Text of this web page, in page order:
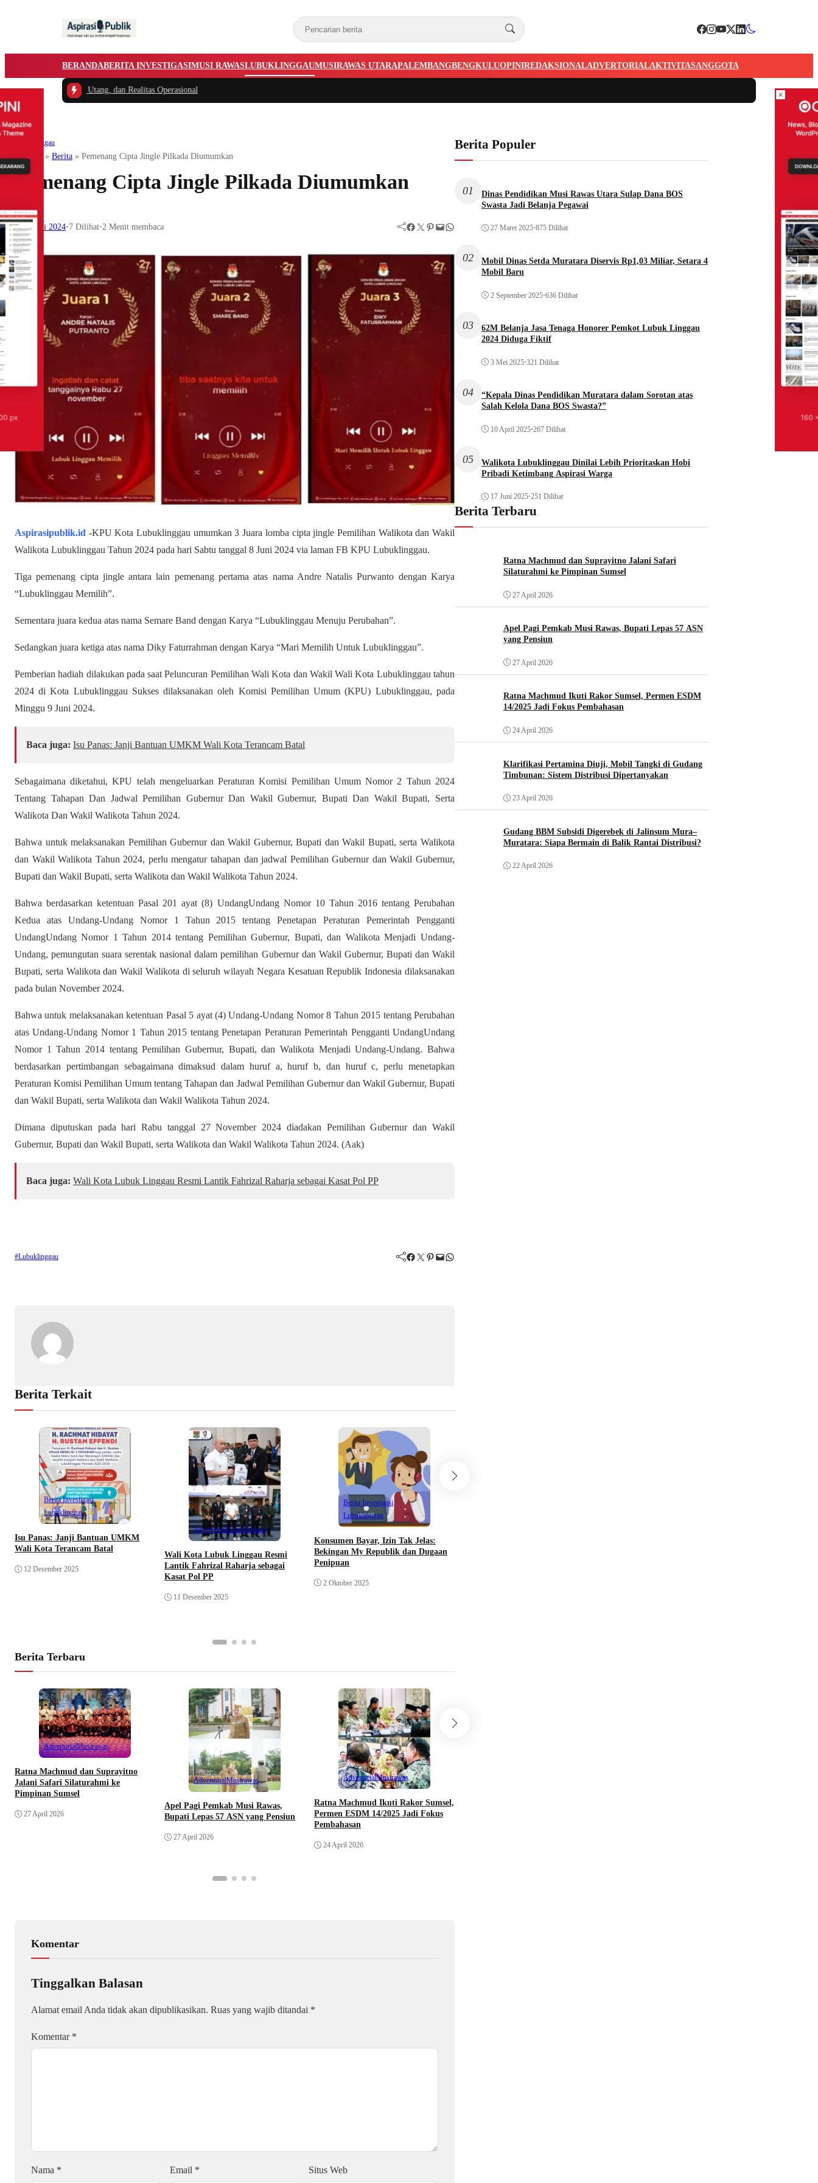
BERANDABERITA INVESTIGASIMUSI RAWASLUBUKLINGGAUMUSIRAWAS UTARAPALEMBANGBENGKULUOPINIREDAKSIONALADVERTORIALAKTIVITASANGGOTA
Utang, dan Realitas Operasional
Lubuklinggau
Beranda » Berita » Pemenang Cipta Jingle Pilkada Diumumkan
Pemenang Cipta Jingle Pilkada Diumumkan
9 Juni 2024•7 Dilihat•2 Menit membaca Facebook Twitter Pinterest Mail WhatsApp
Aspirasipublik.id -KPU Kota Lubuklinggau umumkan 3 Juara lomba cipta jingle Pemilihan Walikota dan Wakil
Walikota Lubuklinggau Tahun 2024 pada hari Sabtu tanggal 8 Juni 2024 via laman FB KPU Lubuklinggau.
Tiga pemenang cipta jingle antara lain pemenang pertama atas nama Andre Natalis Purwanto dengan Karya
“Lubuklinggau Memilih”.
Sementara juara kedua atas nama Semare Band dengan Karya “Lubuklinggau Menuju Perubahan”.
Sedangkan juara ketiga atas nama Diky Faturrahman dengan Karya “Mari Memilih Untuk Lubuklinggau”.
Pemberian hadiah dilakukan pada saat Peluncuran Pemilihan Wali Kota dan Wakil Wali Kota Lubuklinggau tahun
2024 di Kota Lubuklinggau Sukses dilaksanakan oleh Komisi Pemilihan Umum (KPU) Lubuklinggau, pada
Minggu 9 Juni 2024.
Baca juga: Isu Panas: Janji Bantuan UMKM Wali Kota Terancam Batal
Sebagaimana diketahui, KPU telah mengeluarkan Peraturan Komisi Pemilihan Umum Nomor 2 Tahun 2024
Tentang Tahapan Dan Jadwal Pemilihan Gubernur Dan Wakil Gubernur, Bupati Dan Wakil Bupati, Serta
Walikota Dan Wakil Walikota Tahun 2024.
Bahwa untuk melaksanakan Pemilihan Gubernur dan Wakil Gubernur, Bupati dan Wakil Bupati, serta Walikota
dan Wakil Walikota Tahun 2024, perlu mengatur tahapan dan jadwal Pemilihan Gubernur dan Wakil Gubernur,
Bupati dan Wakil Bupati, serta Walikota dan Wakil Walikota Tahun 2024.
Bahwa berdasarkan ketentuan Pasal 201 ayat (8) UndangUndang Nomor 10 Tahun 2016 tentang Perubahan
Kedua atas Undang-Undang Nomor 1 Tahun 2015 tentang Penetapan Peraturan Pemerintah Pengganti
UndangUndang Nomor 1 Tahun 2014 tentang Pemilihan Gubernur, Bupati, dan Walikota Menjadi Undang-
Undang, pemungutan suara serentak nasional dalam pemilihan Gubernur dan Wakil Gubernur, Bupati dan Wakil
Bupati, serta Walikota dan Wakil Walikota di seluruh wilayah Negara Kesatuan Republik Indonesia dilaksanakan
pada bulan November 2024.
Bahwa untuk melaksanakan ketentuan Pasal 5 ayat (4) Undang-Undang Nomor 8 Tahun 2015 tentang Perubahan
atas Undang-Undang Nomor 1 Tahun 2015 tentang Penetapan Peraturan Pemerintah Pengganti UndangUndang
Nomor 1 Tahun 2014 tentang Pemilihan Gubernur, Bupati, dan Walikota Menjadi Undang-Undang. Bahwa
berdasarkan pertimbangan sebagaimana dimaksud dalam huruf a, huruf b, dan huruf c, perlu menetapkan
Peraturan Komisi Pemilihan Umum tentang Tahapan dan Jadwal Pemilihan Gubernur dan Wakil Gubernur, Bupati
dan Wakil Bupati, serta Walikota dan Wakil Walikota Tahun 2024.
Dimana diputuskan pada hari Rabu tanggal 27 November 2024 diadakan Pemilihan Gubernur dan Wakil
Gubernur, Bupati dan Wakil Bupati, serta Walikota dan Wakil Walikota Tahun 2024. (Aak)
Baca juga: Wali Kota Lubuk Linggau Resmi Lantik Fahrizal Raharja sebagai Kasat Pol PP
#Lubuklinggau Facebook Twitter Pinterest Mail WhatsApp
Berita Terkait
Berita Investigasi
Lubuklinggau
Isu Panas: Janji Bantuan UMKM
Wali Kota Terancam Batal
12 Desember 2025
AdvertorialLubuklinggau
Wali Kota Lubuk Linggau Resmi
Lantik Fahrizal Raharja sebagai
Kasat Pol PP
11 Desember 2025
Berita Investigasi
Lubuklinggau
Konsumen Bayar, Izin Tak Jelas:
Bekingan My Republik dan Dugaan
Penipuan
2 Oktober 2025
Berita Terbaru
AdvertorialMusirawas
Ratna Machmud dan Suprayitno
Jalani Safari Silaturahmi ke
Pimpinan Sumsel
27 April 2026
AdvertorialMusirawas
Apel Pagi Pemkab Musi Rawas,
Bupati Lepas 57 ASN yang Pensiun
27 April 2026
AdvertorialMusirawas
Ratna Machmud Ikuti Rakor Sumsel,
Permen ESDM 14/2025 Jadi Fokus
Pembahasan
24 April 2026
Komentar
Tinggalkan Balasan
Alamat email Anda tidak akan dipublikasikan. Ruas yang wajib ditandai *
Komentar *
Nama * Email * Situs Web
Berita Populer
01
Dinas Pendidikan Musi Rawas Utara Sulap Dana BOS
Swasta Jadi Belanja Pegawai
27 Maret 2025•875 Dilihat
02
Mobil Dinas Setda Muratara Diservis Rp1,03 Miliar, Setara 4
Mobil Baru
2 September 2025•636 Dilihat
03
62M Belanja Jasa Tenaga Honorer Pemkot Lubuk Linggau
2024 Diduga Fiktif
3 Mei 2025•321 Dilihat
04
“Kepala Dinas Pendidikan Muratara dalam Sorotan atas
Salah Kelola Dana BOS Swasta?”
10 April 2025•267 Dilihat
05
Walikota Lubuklinggau Dinilai Lebih Prioritaskan Hobi
Pribadi Ketimbang Aspirasi Warga
17 Juni 2025•251 Dilihat
Berita Terbaru
Ratna Machmud dan Suprayitno Jalani Safari
Silaturahmi ke Pimpinan Sumsel
27 April 2026
Apel Pagi Pemkab Musi Rawas, Bupati Lepas 57 ASN
yang Pensiun
27 April 2026
Ratna Machmud Ikuti Rakor Sumsel, Permen ESDM
14/2025 Jadi Fokus Pembahasan
24 April 2026
Klarifikasi Pertamina Diuji, Mobil Tangki di Gudang
Timbunan: Sistem Distribusi Dipertanyakan
23 April 2026
Gudang BBM Subsidi Digerebek di Jalinsum Mura–
Muratara: Siapa Bermain di Balik Rantai Distribusi?
22 April 2026
×